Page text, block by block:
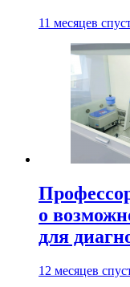
11 месяцев
о
для
12 месяцев